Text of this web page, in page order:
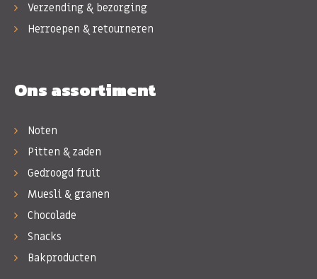
Verzending & bezorging
Herroepen & retourneren
Ons assortiment
Noten
Pitten & zaden
Gedroogd fruit
Muesli & granen
Chocolade
Snacks
Bakproducten